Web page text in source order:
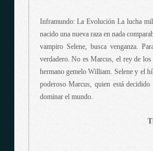
Inframundo: La Evolución La lucha
nacido una nueva raza en nada
vampiro Selene, busca venganza.
verdadero. No es Marcus, el rey de
hermano gemelo William. Selene y el
poderoso Marcus, quien está
dominar el mundo.